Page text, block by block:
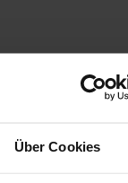
Über Cookies